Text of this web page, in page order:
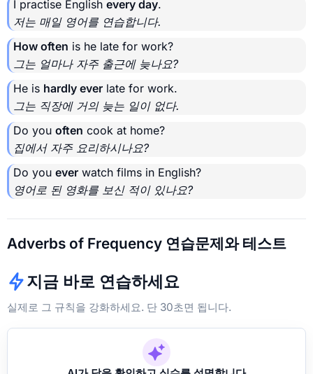
I practise English every day.
저는 매일 영어를 연습합니다.
How often is he late for work?
그는 얼마나 자주 출근에 늦나요?
He is hardly ever late for work.
그는 직장에 거의 늦는 일이 없다.
Do you often cook at home?
집에서 자주 요리하시나요?
Do you ever watch films in English?
영어로 된 영화를 보신 적이 있나요?
Adverbs of Frequency 연습문제와 테스트
지금 바로 연습하세요
실제로 그 규칙을 강화하세요. 단 30초면 됩니다.